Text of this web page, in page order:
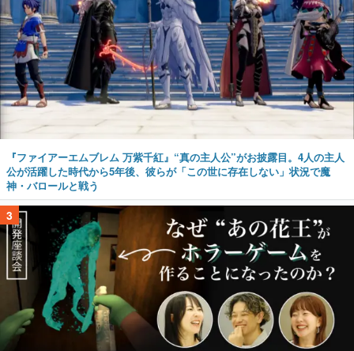
『ファイアーエムブレム 万紫千紅』“真の主人公”がお披露目。4人の主人
公が活躍した時代から5年後、彼らが「この世に存在しない」状況で魔
神・バロールと戦う
3